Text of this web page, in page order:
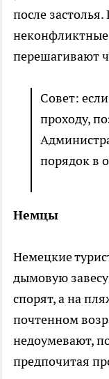
после
перешагивают
Совет:
проходу,
порядок в
Немцы
Немецкие
дымовую
спорят, а на
почтенном
недоумевают,
предпочитая